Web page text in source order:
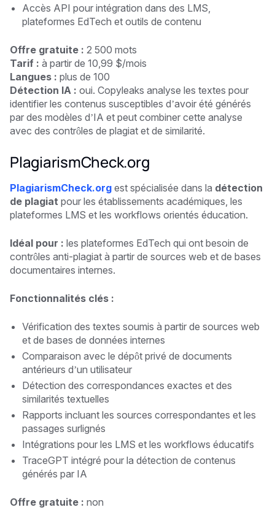
Accès API pour intégration dans des LMS,
plateformes EdTech et outils de contenu
Offre gratuite : 2 500 mots
Tarif : à partir de 10,99 $/mois
Langues : plus de 100
Détection IA : oui. Copyleaks analyse les textes pour
identifier les contenus susceptibles d’avoir été générés
par des modèles d’IA et peut combiner cette analyse
avec des contrôles de plagiat et de similarité.
PlagiarismCheck.org
PlagiarismCheck.org est spécialisée dans la détection
de plagiat pour les établissements académiques, les
plateformes LMS et les workflows orientés éducation.
Idéal pour : les plateformes EdTech qui ont besoin de
contrôles anti-plagiat à partir de sources web et de bases
documentaires internes.
Fonctionnalités clés :
Vérification des textes soumis à partir de sources web
et de bases de données internes
Comparaison avec le dépôt privé de documents
antérieurs d’un utilisateur
Détection des correspondances exactes et des
similarités textuelles
Rapports incluant les sources correspondantes et les
passages surlignés
Intégrations pour les LMS et les workflows éducatifs
TraceGPT intégré pour la détection de contenus
générés par IA
Offre gratuite : non